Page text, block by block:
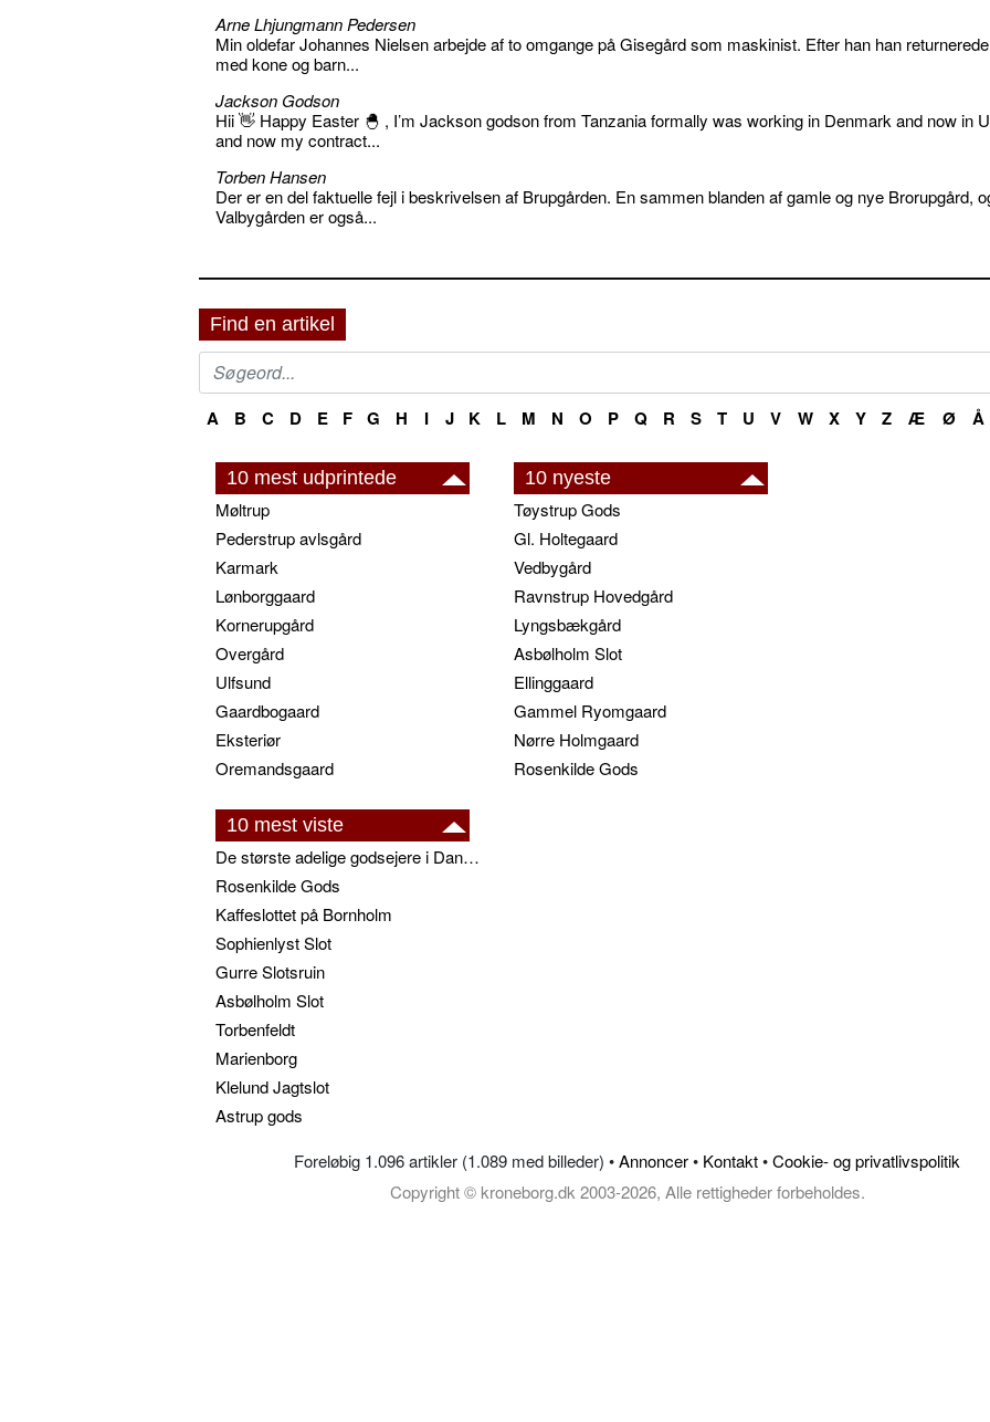
Arne Lhjungmann Pedersen
Min oldefar Johannes Nielsen arbejde af to omgange på Gisegård som maskinist. Efter han han
med kone og barn...
Jackson Godson
Hii 👋 Happy Easter 🐣 , I’m Jackson godson from Tanzania formally was working in Denmark and now in
and now my contract...
Torben Hansen
Der er en del faktuelle fejl i beskrivelsen af Brupgården. En sammen blanden af gamle og nye Brorupgård,
Valbygården er også...
Find en artikel
A B C D E F G H I J K L M N O P Q R S T U V W X Y Z Æ Ø Å
10 mest udprintede
Møltrup
Pederstrup avlsgård
Karmark
Lønborggaard
Kornerupgård
Overgård
Ulfsund
Gaardbogaard
Eksteriør
Oremandsgaard
10 nyeste
Tøystrup Gods
Gl. Holtegaard
Vedbygård
Ravnstrup Hovedgård
Lyngsbækgård
Asbølholm Slot
Ellinggaard
Gammel Ryomgaard
Nørre Holmgaard
Rosenkilde Gods
10 mest viste
De største adelige godsejere i Danmark
Rosenkilde Gods
Kaffeslottet på Bornholm
Sophienlyst Slot
Gurre Slotsruin
Asbølholm Slot
Torbenfeldt
Marienborg
Klelund Jagtslot
Astrup gods
Foreløbig 1.096 artikler (1.089 med billeder) •Annoncer• Kontakt•Cookie- og privatlivspolitik
Copyright © kroneborg.dk 2003-2026, Alle rettigheder forbeholdes.